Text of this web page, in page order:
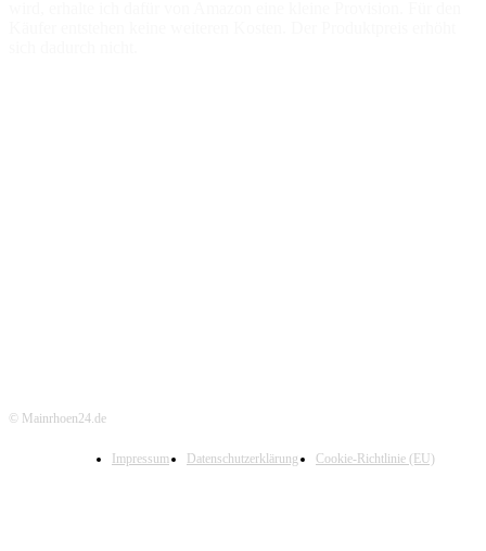
© Mainrhoen24.de
Impressum Datenschutzerklärung Cookie-Richtlinie (EU)